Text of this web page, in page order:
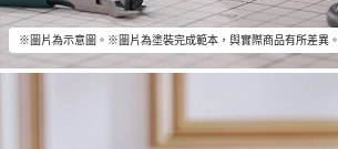
※圖片為示意圖。※圖片為塗裝完成範本，與實際商品有所差異。